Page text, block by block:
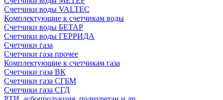
Счетчики воды VALTEC
Комплектующие к счетчикам воды
Счетчики воды БЕТАР
Счетчики воды ГЕРРИДА
Счетчики газа
Счетчики газа прочее
Комплектующие к счетчикам газа
Счетчики газа ВК
Счетчики газа СГБМ
Счетчики газа СГД